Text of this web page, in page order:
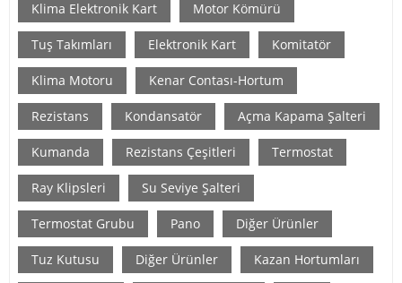
Klima Elektronik Kart Motor Kömürü
Tuş Takımları Elektronik Kart Komitatör
Klima Motoru Kenar Contası-Hortum
Rezistans Kondansatör Açma Kapama Şalteri
Kumanda Rezistans Çeşitleri Termostat
Ray Klipsleri Su Seviye Şalteri
Termostat Grubu Pano Diğer Ürünler
Tuz Kutusu Diğer Ürünler Kazan Hortumları